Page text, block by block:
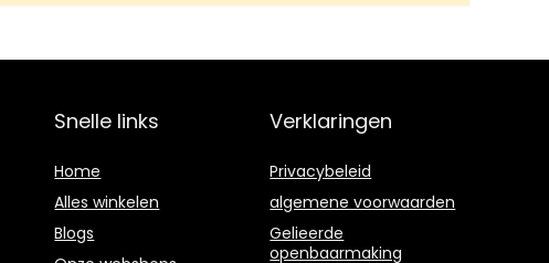
Snelle links
Home
Alles winkelen
Blogs
Verklaringen
Privacybeleid
algemene voorwaarden
Gelieerde
openbaarmaking